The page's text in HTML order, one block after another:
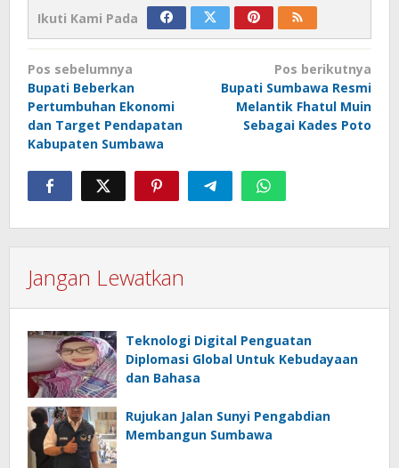
Ikuti Kami Pada
Navigasi
pos
Pos sebelumnya
Bupati Beberkan
Pertumbuhan Ekonomi
dan Target Pendapatan
Kabupaten Sumbawa
Pos berikutnya
Bupati Sumbawa Resmi
Melantik Fhatul Muin
Sebagai Kades Poto
Jangan Lewatkan
Teknologi Digital Penguatan
Diplomasi Global Untuk Kebudayaan
dan Bahasa
Rujukan Jalan Sunyi Pengabdian
Membangun Sumbawa